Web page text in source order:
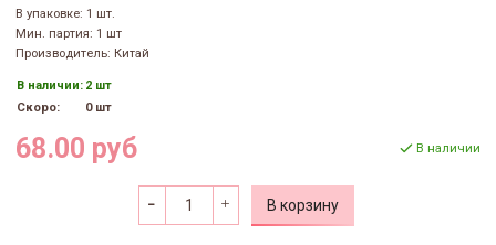
В упаковке: 1 шт.
Мин. партия: 1 шт
Производитель: Китай
В наличии: 2 шт
Скоро:
0 шт
68.00 руб В наличии
В корзину